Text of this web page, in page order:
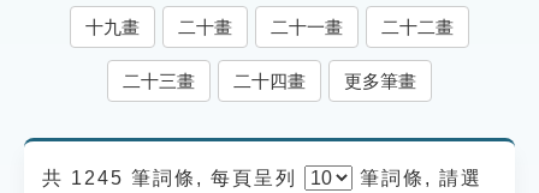
遊戲專區
貓頭鷹博士
十九畫 二十畫 二十一畫 二十二畫
二十三畫 二十四畫 更多筆畫
共 1245 筆詞條, 每頁呈列 筆詞條, 請選